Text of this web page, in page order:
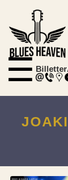
☰ Billetter